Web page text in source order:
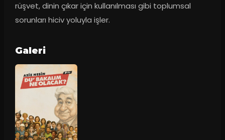
rüşvet, dinin çıkar için kullanılması gibi toplumsal
sorunları hiciv yoluyla işler.
Galeri